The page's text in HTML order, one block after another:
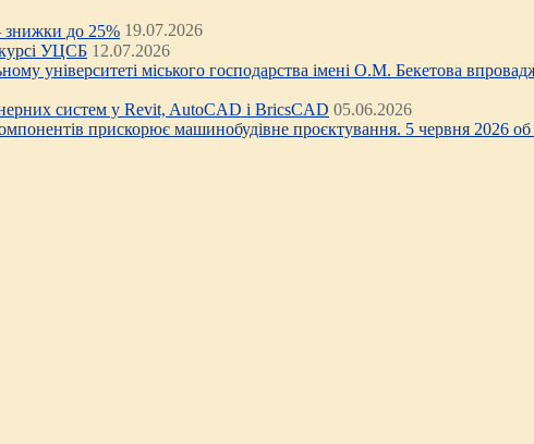
знижки до 25% 19.07.2026
УЦСБ 12.07.2026
університеті міського господарства імені О.М. Бекетова
систем у Revit, AutoCAD і BricsCAD 05.06.2026
прискорює машинобудівне проєктування. 5 червня 2026 об